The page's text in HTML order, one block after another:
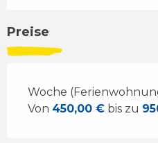
Preise
Woche
Von 450,00 € bis zu